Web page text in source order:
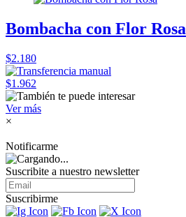
Bombacha con Flor Rosa
$2.180
$1.962
Ver más
×
Notificarme
Suscribite a nuestro newsletter
Suscribirme